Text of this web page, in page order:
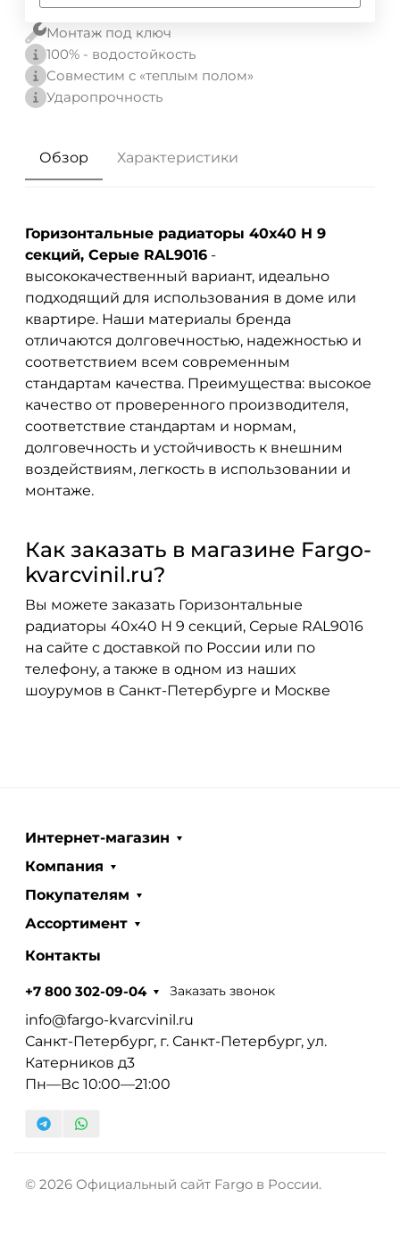
Монтаж под ключ
100% - водостойкость
Совместим с «теплым полом»
Ударопрочность
Обзор Характеристики
Горизонтальные радиаторы 40x40 H 9
секций, Серые RAL9016 -
высококачественный вариант, идеально
подходящий для использования в доме или
квартире. Наши материалы бренда
отличаются долговечностью, надежностью и
соответствием всем современным
стандартам качества. Преимущества: высокое
качество от проверенного производителя,
соответствие стандартам и нормам,
долговечность и устойчивость к внешним
воздействиям, легкость в использовании и
монтаже.
Как заказать в магазине Fargo-
kvarcvinil.ru?
Вы можете заказать Горизонтальные
радиаторы 40x40 H 9 секций, Серые RAL9016
на сайте с доставкой по России или по
телефону, а также в одном из наших
шоурумов в Санкт-Петербурге и Москве
Интернет-магазин
Компания
Покупателям
Ассортимент
Контакты
+7 800 302-09-04 Заказать звонок
info@fargo-kvarcvinil.ru
Санкт-Петербург, г. Санкт-Петербург, ул.
Катерников д3
Пн—Вс 10:00—21:00
© 2026 Официальный сайт Fargo в России.